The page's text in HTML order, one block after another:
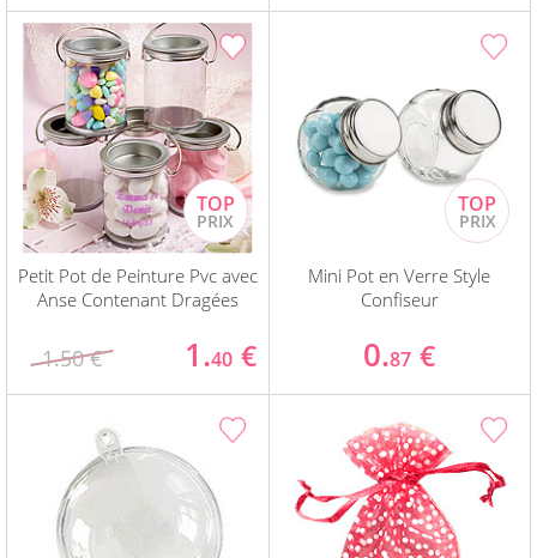
Petit Pot de Peinture Pvc avec
Anse Contenant Dragées
1.50 € 1.40 €
Mini Pot en Verre Style
Confiseur
0.87 €